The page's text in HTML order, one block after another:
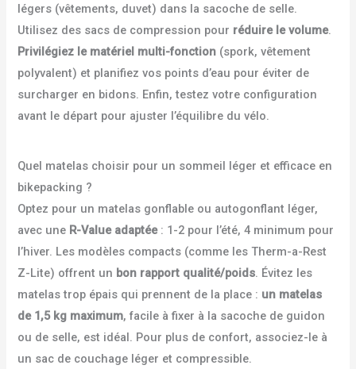
légers (vêtements, duvet) dans la sacoche de selle.
Utilisez des sacs de compression pour réduire le volume.
Privilégiez le matériel multi-fonction (spork, vêtement
polyvalent) et planifiez vos points d’eau pour éviter de
surcharger en bidons. Enfin, testez votre configuration
avant le départ pour ajuster l’équilibre du vélo.
Quel matelas choisir pour un sommeil léger et efficace en
bikepacking ?
Optez pour un matelas gonflable ou autogonflant léger,
avec une R-Value adaptée: 1-2 pour l’été, 4 minimum pour
l’hiver. Les modèles compacts (comme les Therm-a-Rest
Z-Lite) offrent un bon rapport qualité/poids. Évitez les
matelas trop épais qui prennent de la place : un matelas
de 1,5 kg maximum, facile à fixer à la sacoche de guidon
ou de selle, est idéal. Pour plus de confort, associez-le à
un sac de couchage léger et compressible.